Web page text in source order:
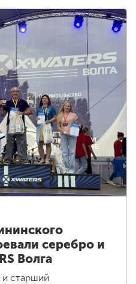
серебро и
Волга
и старший